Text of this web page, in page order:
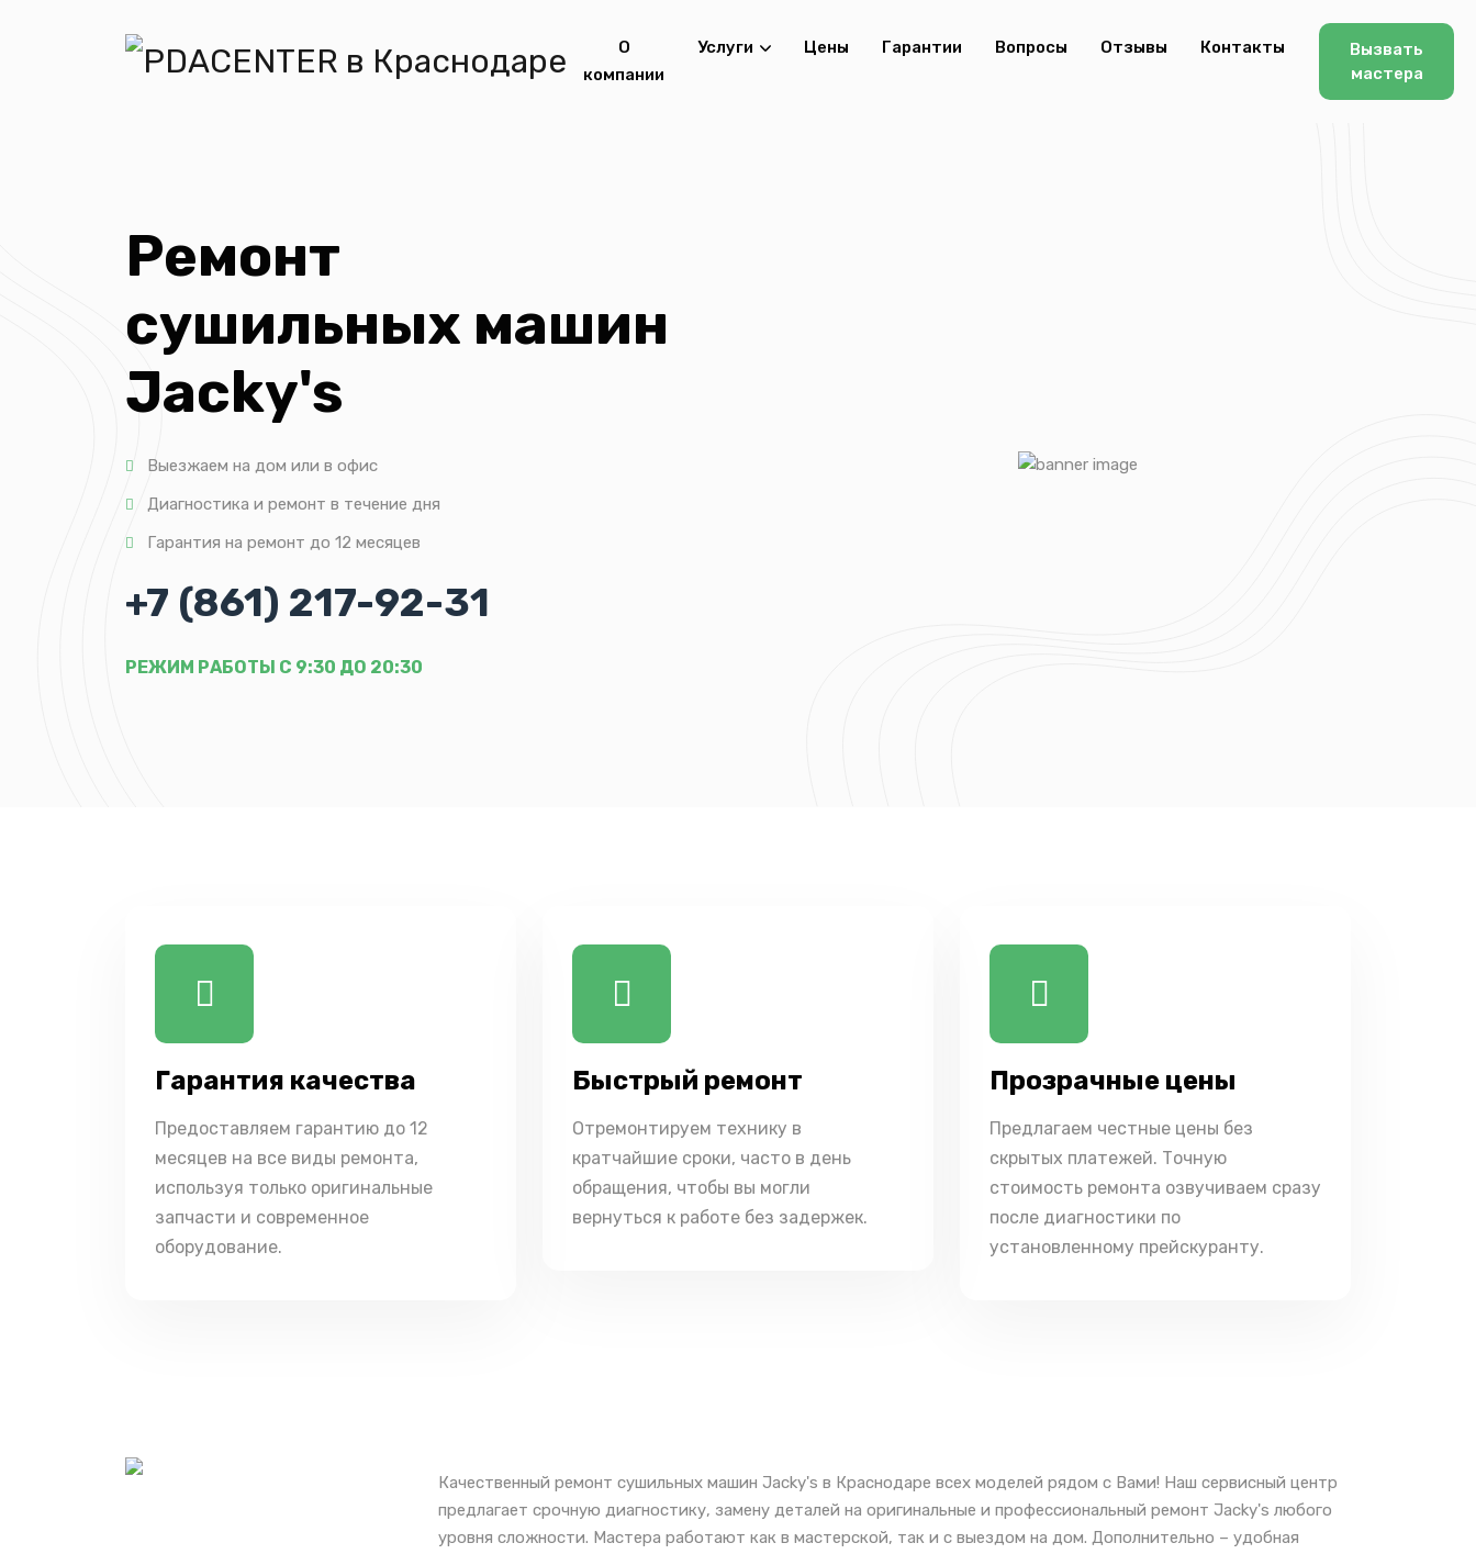
О
компании
Услуги Цены Гарантии Вопросы Отзывы Контакты
Вызвать
мастера
Ремонт
сушильных машин
Jacky's
Выезжаем на дом или в офис
Диагностика и ремонт в течение дня
Гарантия на ремонт до 12 месяцев
+7 (861) 217-92-31
РЕЖИМ РАБОТЫ С 9:30 ДО 20:30
Гарантия качества
Предоставляем гарантию до 12
месяцев на все виды ремонта,
используя только оригинальные
запчасти и современное
оборудование.
Быстрый ремонт
Отремонтируем технику в
кратчайшие сроки, часто в день
обращения, чтобы вы могли
вернуться к работе без задержек.
Прозрачные цены
Предлагаем честные цены без
скрытых платежей. Точную
стоимость ремонта озвучиваем сразу
после диагностики по
установленному прейскуранту.
Качественный ремонт сушильных машин Jacky's в Краснодаре всех моделей рядом с Вами! Наш сервисный центр
предлагает срочную диагностику, замену деталей на оригинальные и профессиональный ремонт Jacky's любого
уровня сложности. Мастера работают как в мастерской, так и с выездом на дом. Дополнительно – удобная